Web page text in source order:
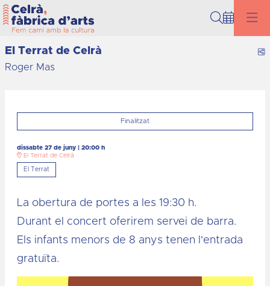
El Terrat de Celrà
Roger Mas
Finalitzat
dissabte 27 de juny
20:00 h
El Terrat de Celrà
El Terrat
La obertura de portes a les 19:30 h.
Durant el concert oferirem servei de barra.
Els infants menors de 8 anys tenen l'entrada
gratuïta.